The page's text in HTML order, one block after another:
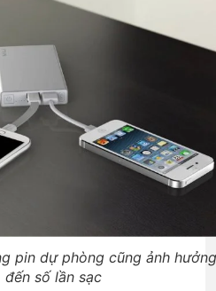
pin dự phòng cũng ảnh hưởng
đến số lần sạc